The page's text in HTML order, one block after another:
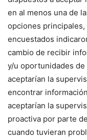
en al menos una de
opciones
encuestados
cambio de recibir
y/u oportunidades
aceptarían la
encontrar
aceptarían la
proactiva por parte
cuando tuvieran